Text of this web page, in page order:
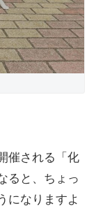
催される「化
ると、ちょっ
になりますよ